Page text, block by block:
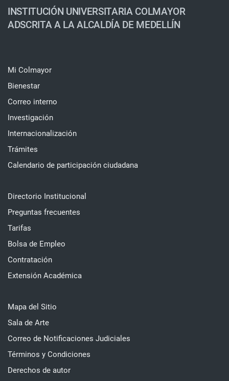
INSTITUCIÓN UNIVERSITARIA COLMAYOR
ADSCRITA A LA ALCALDÍA DE MEDELLÍN
Mi Colmayor
Bienestar
Correo interno
Investigación
Internacionalización
Trámites
Calendario de participación ciudadana
Directorio Institucional
Preguntas frecuentes
Tarifas
Bolsa de Empleo
Contratación
Extensión Académica
Mapa del Sitio
Sala de Arte
Correo de Notificaciones Judiciales
Términos y Condiciones
Derechos de autor